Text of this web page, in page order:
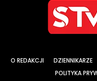
O REDAKCJI DZIENNIKARZE
POLITYKA